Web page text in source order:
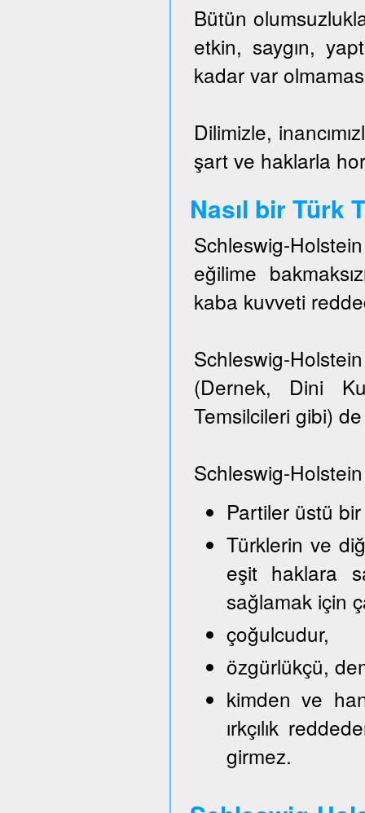
Bütün
etkin, saygın,
kadar var
Dilimizle,
şart ve haklarla
Nasıl bir Türk
Schleswig-
eğilime
kaba kuvveti
Schleswig-
(Dernek, Dini
Temsilcileri gibi)
Schleswig-
Partiler üstü
Türklerin ve
eşit haklara
sağlamak için
çoğulcudur,
özgürlükçü,
kimden ve
ırkçılık
girmez.